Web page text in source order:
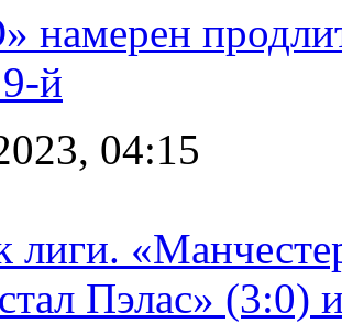
й
04:15
лиги.
Пэлас» (3:0)